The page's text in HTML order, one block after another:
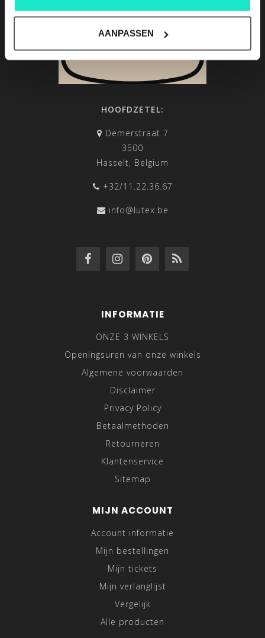
AANPASSEN
HOOFDZETEL:
Demerstraat 7
3500
Hasselt, Belgium
+32/11.22.36.67
info@lutex.be
INFORMATIE
ONZE 3 WINKELS
Openingsuren van onze winkels
Algemene voorwaarden
Disclaimer
Privacy Policy
Betaalmethoden
Retourneren
Klantenservice
Sitemap
MIJN ACCOUNT
Account informatie
Mijn bestellingen
Mijn tickets
Mijn verlanglijst
Vergelijk
Alle producten